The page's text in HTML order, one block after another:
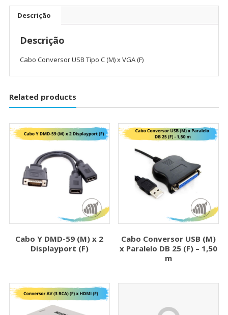
Descrição
Descrição
Cabo Conversor USB Tipo C (M) x VGA (F)
Related products
Cabo Y DMD-59 (M) x 2
Displayport (F)
Cabo Conversor USB (M)
x Paralelo DB 25 (F) – 1,50
m